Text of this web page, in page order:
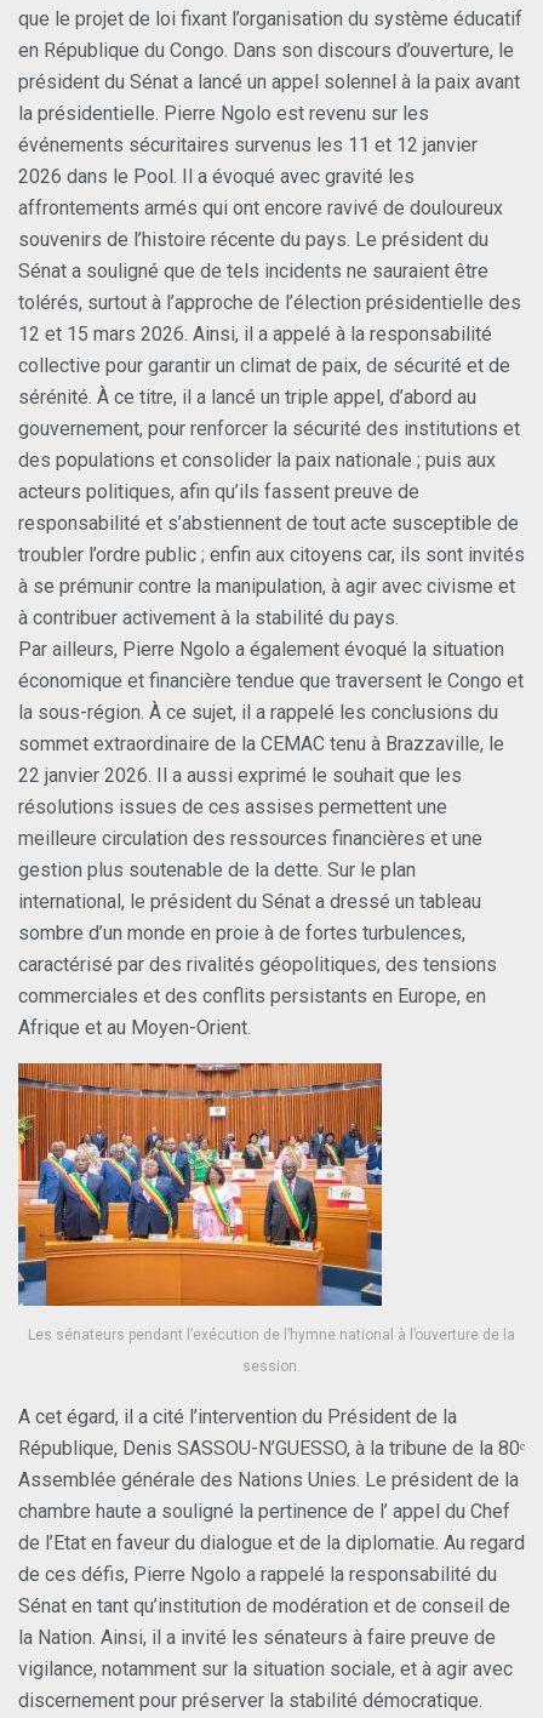
que le projet de loi fixant l’organisation du système éducatif
en République du Congo. Dans son discours d’ouverture, le
président du Sénat a lancé un appel solennel à la paix avant
la présidentielle. Pierre Ngolo est revenu sur les
événements sécuritaires survenus les 11 et 12 janvier
2026 dans le Pool. Il a évoqué avec gravité les
affrontements armés qui ont encore ravivé de douloureux
souvenirs de l’histoire récente du pays. Le président du
Sénat a souligné que de tels incidents ne sauraient être
tolérés, surtout à l’approche de l’élection présidentielle des
12 et 15 mars 2026. Ainsi, il a appelé à la responsabilité
collective pour garantir un climat de paix, de sécurité et de
sérénité. À ce titre, il a lancé un triple appel, d’abord au
gouvernement, pour renforcer la sécurité des institutions et
des populations et consolider la paix nationale ; puis aux
acteurs politiques, afin qu’ils fassent preuve de
responsabilité et s’abstiennent de tout acte susceptible de
troubler l’ordre public ; enfin aux citoyens car, ils sont invités
à se prémunir contre la manipulation, à agir avec civisme et
à contribuer activement à la stabilité du pays.
Par ailleurs, Pierre Ngolo a également évoqué la situation
économique et financière tendue que traversent le Congo et
la sous-région. À ce sujet, il a rappelé les conclusions du
sommet extraordinaire de la CEMAC tenu à Brazzaville, le
22 janvier 2026. Il a aussi exprimé le souhait que les
résolutions issues de ces assises permettent une
meilleure circulation des ressources financières et une
gestion plus soutenable de la dette. Sur le plan
international, le président du Sénat a dressé un tableau
sombre d’un monde en proie à de fortes turbulences,
caractérisé par des rivalités géopolitiques, des tensions
commerciales et des conflits persistants en Europe, en
Afrique et au Moyen-Orient.
Les sénateurs pendant l’exécution de l’hymne national à l’ouverture de la
session.
A cet égard, il a cité l’intervention du Président de la
République, Denis SASSOU-N’GUESSO, à la tribune de la 80ᵉ
Assemblée générale des Nations Unies. Le président de la
chambre haute a souligné la pertinence de l’ appel du Chef
de l’Etat en faveur du dialogue et de la diplomatie. Au regard
de ces défis, Pierre Ngolo a rappelé la responsabilité du
Sénat en tant qu’institution de modération et de conseil de
la Nation. Ainsi, il a invité les sénateurs à faire preuve de
vigilance, notamment sur la situation sociale, et à agir avec
discernement pour préserver la stabilité démocratique.